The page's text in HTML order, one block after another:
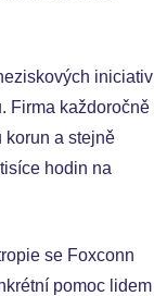
iniciativ
Firma každoročně
korun a stejně
hodin na
se Foxconn
pomoc lidem